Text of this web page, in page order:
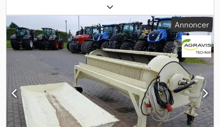
ladestation Dwjdpfx Amezqpvyjysa Særlige regler gælder for
brugte varer. Salget foregår i henhold til §25a i momsloven – med
differensmoms. Momsen kan ikke udvises separat.
Annoncer